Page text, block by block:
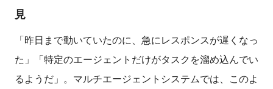
見
「昨日まで動いていたのに、急にレスポンスが遅くなっ
た」「特定のエージェントだけがタスクを溜め込んでい
るようだ」。マルチエージェントシステムでは、このよ